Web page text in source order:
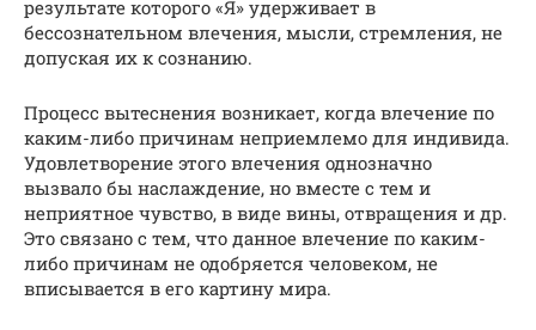
результате которого «Я» удерживает в
бессознательном влечения, мысли, стремления, не
допуская их к сознанию.
Процесс вытеснения возникает, когда влечение по
каким-либо причинам неприемлемо для индивида.
Удовлетворение этого влечения однозначно
вызвало бы наслаждение, но вместе с тем и
неприятное чувство, в виде вины, отвращения и др.
Это связано с тем, что данное влечение по каким-
либо причинам не одобряется человеком, не
вписывается в его картину мира.